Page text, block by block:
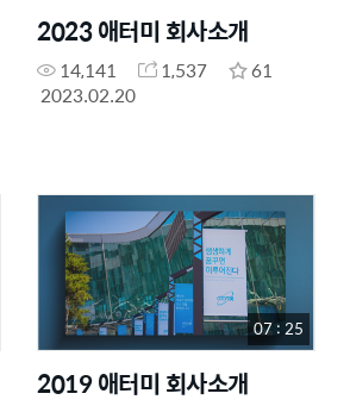
2023 애터미 회사소개
14,141 1,537
61
2023.02.20
07 : 25
2019 애터미 회사소개